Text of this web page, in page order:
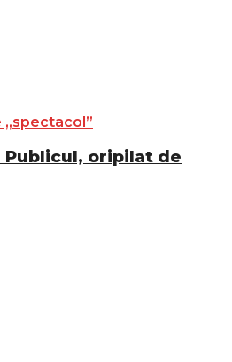
Publicul, oripilat de